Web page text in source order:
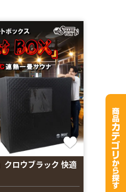
クロウブラック 快適